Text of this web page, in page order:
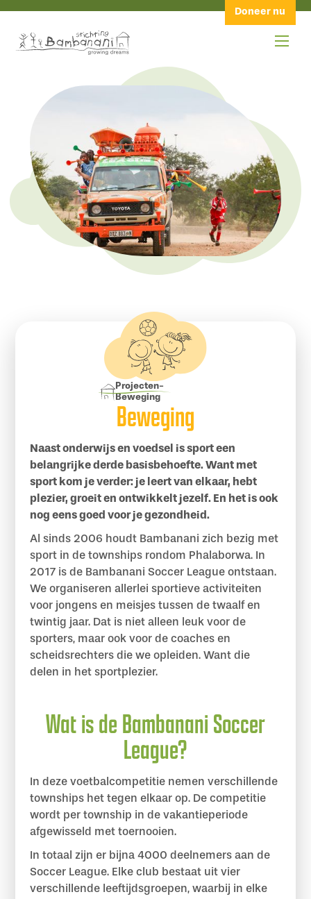
Doneer nu
Projecten-
Beweging
Beweging
Naast onderwijs en voedsel is sport een
belangrijke derde basisbehoefte. Want met
sport kom je verder: je leert van elkaar, hebt
plezier, groeit en ontwikkelt jezelf. En het is ook
nog eens goed voor je gezondheid.
Al sinds 2006 houdt Bambanani zich bezig met
sport in de townships rondom Phalaborwa. In
2017 is de Bambanani Soccer League ontstaan.
We organiseren allerlei sportieve activiteiten
voor jongens en meisjes tussen de twaalf en
twintig jaar. Dat is niet alleen leuk voor de
sporters, maar ook voor de coaches en
scheidsrechters die we opleiden. Want die
delen in het sportplezier.
Wat is de Bambanani Soccer
League?
In deze voetbalcompetitie nemen verschillende
townships het tegen elkaar op. De competitie
wordt per township in de vakantieperiode
afgewisseld met toernooien.
In totaal zijn er bijna 4000 deelnemers aan de
Soccer League. Elke club bestaat uit vier
verschillende leeftijdsgroepen, waarbij in elke